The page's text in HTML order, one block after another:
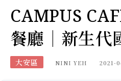
CAMPUS
餐廳｜新生代
大安區 NINI YEH 2021-